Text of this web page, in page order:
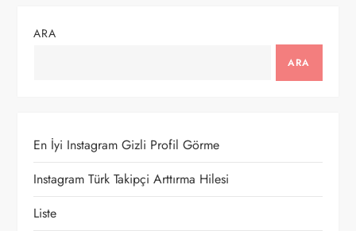
z
i
n
ARA
ARA
En İyi Instagram Gizli Profil Görme
Instagram Türk Takipçi Arttırma Hilesi
Liste